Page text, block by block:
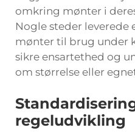
omkring mønter i
Nogle steder leverede
mønter til brug under
sikre ensartethed og
om størrelse eller
regeludvikling